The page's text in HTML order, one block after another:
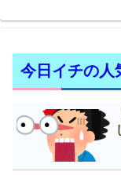
今日イチの人